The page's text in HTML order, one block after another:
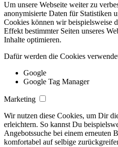
Um unsere Webseite weiter zu
anonymisierte Daten für Statistiken
Cookies können wir beispielsweise
Effekt bestimmter Seiten unseres
Inhalte optimieren.
Dafür werden die Cookies
Google
Google Tag Manager
Marketing
Wir nutzen diese Cookies, um Dir
erleichtern. So kannst Du
Angebotssuche bei einem erneuten
komfortabel auf selbige